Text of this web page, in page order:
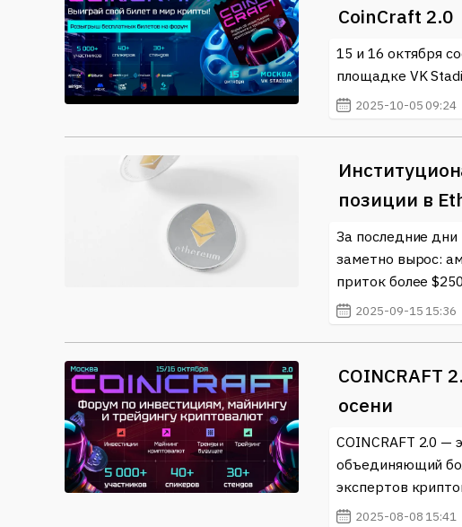
CoinCraft 2.0
15 и 16 октября
площадке VK
2025-10-05 09:24
позиции в
За последние
заметно вырос:
приток более
2025-09-15 15:36
COINCRAFT
осени
COINCRAFT 2.0 —
объединяющий
экспертов
2025-08-08 15:41